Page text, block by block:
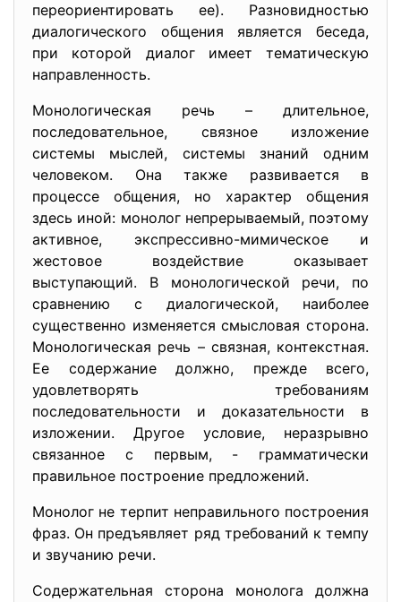
переориентировать ее). Разновидностью
диалогического общения является беседа,
при которой диалог имеет тематическую
направленность.
Монологическая речь – длительное,
последовательное, связное изложение
системы мыслей, системы знаний одним
человеком. Она также развивается в
процессе общения, но характер общения
здесь иной: монолог непрерываемый, поэтому
активное, экспрессивно-мимическое и
жестовое воздействие оказывает
выступающий. В монологической речи, по
сравнению с диалогической, наиболее
существенно изменяется смысловая сторона.
Монологическая речь – связная, контекстная.
Ее содержание должно, прежде всего,
удовлетворять требованиям
последовательности и доказательности в
изложении. Другое условие, неразрывно
связанное с первым, - грамматически
правильное построение предложений.
Монолог не терпит неправильного построения
фраз. Он предъявляет ряд требований к темпу
и звучанию речи.
Содержательная сторона монолога должна